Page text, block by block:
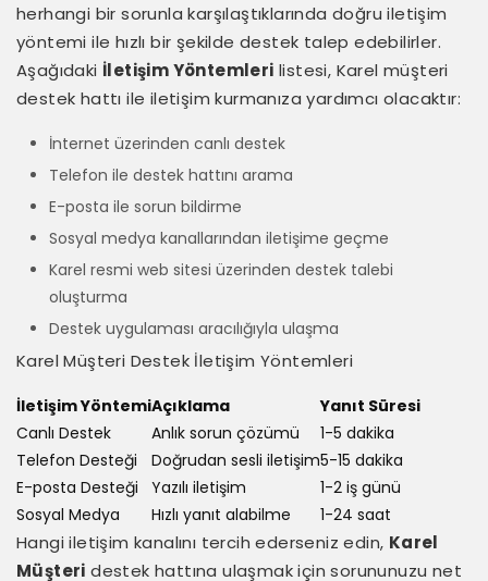
herhangi bir sorunla karşılaştıklarında doğru iletişim
yöntemi ile hızlı bir şekilde destek talep edebilirler.
Aşağıdaki İletişim Yöntemleri listesi, Karel müşteri
destek hattı ile iletişim kurmanıza yardımcı olacaktır:
İnternet üzerinden canlı destek
Telefon ile destek hattını arama
E-posta ile sorun bildirme
Sosyal medya kanallarından iletişime geçme
Karel resmi web sitesi üzerinden destek talebi
oluşturma
Destek uygulaması aracılığıyla ulaşma
Karel Müşteri Destek İletişim Yöntemleri
İletişim YöntemiAçıklama
Yanıt Süresi
Canlı Destek
Anlık sorun çözümü
1-5 dakika
Telefon Desteği
Doğrudan sesli iletişim5-15 dakika
E-posta Desteği
Yazılı iletişim
1-2 iş günü
Sosyal Medya
Hızlı yanıt alabilme 1-24 saat
Hangi iletişim kanalını tercih ederseniz edin, Karel
Müşteri destek hattına ulaşmak için sorununuzu net